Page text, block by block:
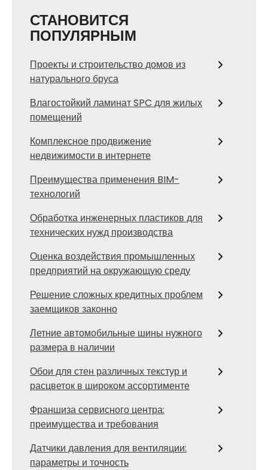
СТАНОВИТСЯ
ПОПУЛЯРНЫМ
Проекты и строительство домов из
натурального бруса
Влагостойкий ламинат SPC для жилых
помещений
Комплексное продвижение
недвижимости в интернете
Преимущества применения BIM-
технологий
Обработка инженерных пластиков для
технических нужд производства
Оценка воздействия промышленных
предприятий на окружающую среду
Решение сложных кредитных проблем
заемщиков законно
Летние автомобильные шины нужного
размера в наличии
Обои для стен различных текстур и
расцветок в широком ассортименте
Франшиза сервисного центра:
преимущества и требования
Датчики давления для вентиляции:
параметры и точность